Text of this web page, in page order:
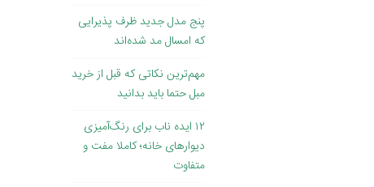
پنج مدل جدید ظرف پذیرایی
که امسال مد شده‌اند
مهم‌ترین نکاتی که قبل از خرید
مبل حتما باید بدانید
۱۲ ایده ناب برای رنگ‌آمیزی
دیوارهای خانه؛ کاملا مفت و
متفاوت